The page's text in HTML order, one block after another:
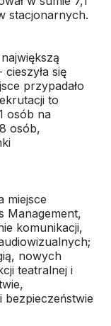
stacjonarnych.
się
przypadało
to
osób na
osób,
miejsce
Management,
komunikacji,
nowych
teatralnej i
bezpieczeństwie